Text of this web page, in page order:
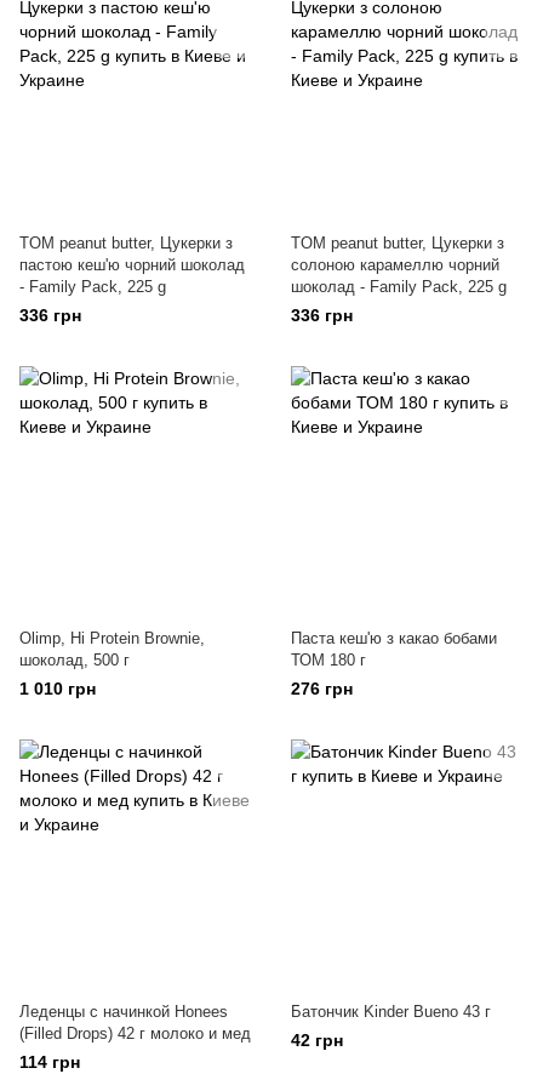
TOM peanut butter, Цукерки з
пастою кеш'ю чорний шоколад
- Family Pack, 225 g
336 грн
TOM peanut butter, Цукерки з
солоною карамеллю чорний
шоколад - Family Pack, 225 g
336 грн
Olimp, Hi Protein Brownie,
шоколад, 500 г
1 010 грн
Паста кеш'ю з какао бобами
ТОМ 180 г
276 грн
Леденцы с начинкой Honees
(Filled Drops) 42 г молоко и мед
114 грн
Батончик Kinder Bueno 43 г
42 грн